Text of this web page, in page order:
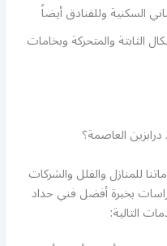
السكنية وللفنادق أيضاً
الثابتة والمتحركة وبخامات
العاصمة؟
للمنازل والفلل والشركات
بخبرة أفضل فني حداد
التالية: